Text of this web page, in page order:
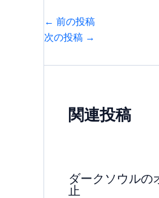
← 前の投稿
次の投稿 →
関連投稿
ダークソウルの
止